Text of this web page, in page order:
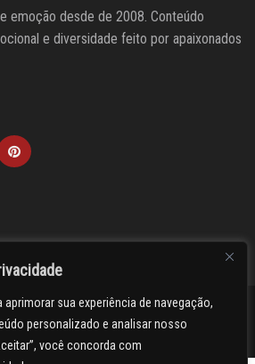
sua experiência de navegação,
personalizado e analisar nosso
você concorda com
emoção desde de 2008. Conteúdo
e diversidade feito por apaixonados